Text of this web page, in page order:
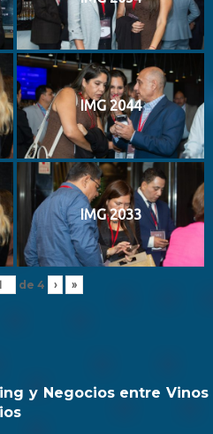
IMG 2044
IMG 2033
de 4 › »
y Negocios entre Vinos